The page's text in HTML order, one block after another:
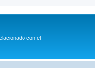
con el